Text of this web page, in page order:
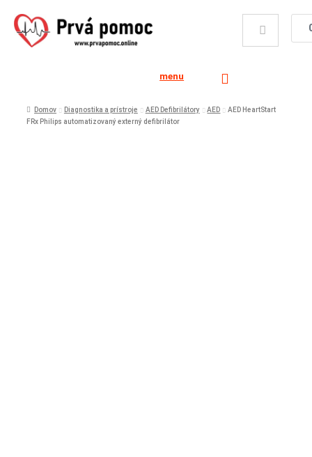
menu
Domov Diagnostika a prístroje AED Defibrilátory AED
AED HeartStart
FRx Philips automatizovaný externý defibrilátor